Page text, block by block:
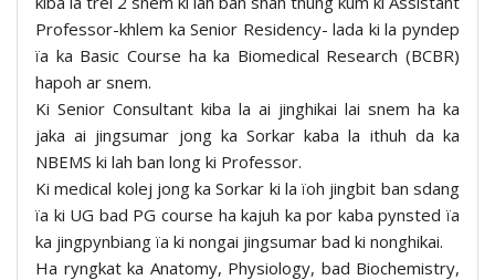
Professor-khlem ka Senior Residency- lada ki la pyndep
ïa ka Basic Course ha ka Biomedical Research (BCBR)
hapoh ar snem.
Ki Senior Consultant kiba la ai jinghikai lai snem ha ka
jaka ai jingsumar jong ka Sorkar kaba la ithuh da ka
NBEMS ki lah ban long ki Professor.
Ki medical kolej jong ka Sorkar ki la ïoh jingbit ban sdang
ïa ki UG bad PG course ha kajuh ka por kaba pynsted ïa
ka jingpynbiang ïa ki nongai jingsumar bad ki nonghikai.
Ha ryngkat ka Anatomy, Physiology, bad Biochemistry,